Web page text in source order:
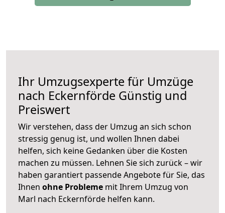
Ihr Umzugsexperte für Umzüge
nach Eckernförde Günstig und
Preiswert
Wir verstehen, dass der Umzug an sich schon
stressig genug ist, und wollen Ihnen dabei
helfen, sich keine Gedanken über die Kosten
machen zu müssen. Lehnen Sie sich zurück – wir
haben garantiert passende Angebote für Sie, das
Ihnen ohne Probleme mit Ihrem Umzug von
Marl nach Eckernförde helfen kann.